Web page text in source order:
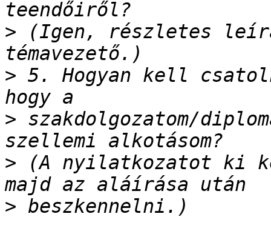
> (Igen, részletes
> 5. Hogyan kell
> szakdolgozatom/
> (A nyilatkozatot ki
>